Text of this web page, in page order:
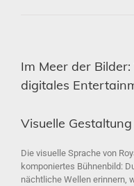
Im Meer der
digitales
Visuelle
Die visuelle Sprache von
komponiertes Bühnenbild:
nächtliche Wellen erinnern,